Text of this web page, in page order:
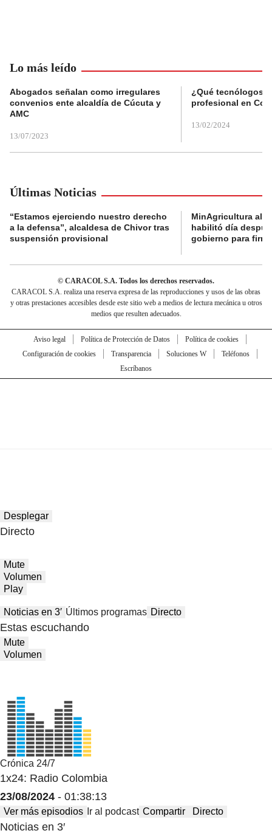
Lo más leído
Abogados señalan como irregulares
convenios ente alcaldía de Cúcuta y
AMC
13/07/2023
¿Qué tecnólogos
profesional en
13/02/2024
Últimas Noticias
“Estamos ejerciendo nuestro derecho
a la defensa”, alcaldesa de Chivor tras
suspensión provisional
MinAgricultura
habilitó día
gobierno para
© CARACOL S.A. Todos los derechos reservados.
CARACOL S.A. realiza una reserva expresa de las reproducciones y usos de las obras
y otras prestaciones accesibles desde este sitio web a medios de lectura mecánica u otros
medios que resulten adecuados.
Aviso legal Política de Protección de Datos
Política de cookies
Configuración de cookies
Transparencia Soluciones W
Teléfonos
Escríbanos
Desplegar
Directo
Mute
Volumen
Play
Noticias en 3′ Últimos programas Directo
Estas escuchando
Mute
Volumen
Crónica 24/7
1x24: Radio Colombia
23/08/2024 - 01:38:13
Ver más episodios Ir al podcast Compartir Directo
Noticias en 3′